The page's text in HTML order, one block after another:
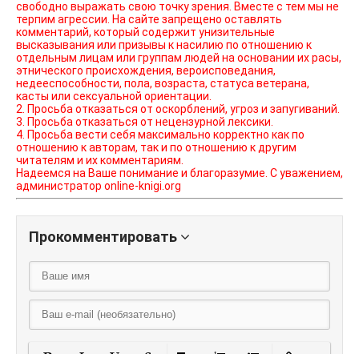
свободно выражать свою точку зрения. Вместе с тем мы не
терпим агрессии. На сайте запрещено оставлять
комментарий, который содержит унизительные
высказывания или призывы к насилию по отношению к
отдельным лицам или группам людей на основании их расы,
этнического происхождения, вероисповедания,
недееспособности, пола, возраста, статуса ветерана,
касты или сексуальной ориентации.
2. Просьба отказаться от оскорблений, угроз и запугиваний.
3. Просьба отказаться от нецензурной лексики.
4. Просьба вести себя максимально корректно как по
отношению к авторам, так и по отношению к другим
читателям и их комментариям.
Надеемся на Ваше понимание и благоразумие. С уважением,
администратор online-knigi.org
Прокомментировать